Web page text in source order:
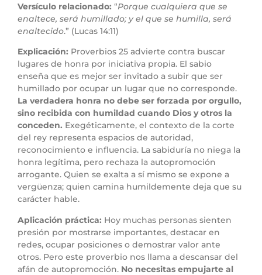
Versículo relacionado: “Porque cualquiera que se
enaltece, será humillado; y el que se humilla, será
enaltecido.” (Lucas 14:11)
Explicación: Proverbios 25 advierte contra buscar
lugares de honra por iniciativa propia. El sabio
enseña que es mejor ser invitado a subir que ser
humillado por ocupar un lugar que no corresponde.
La verdadera honra no debe ser forzada por orgullo,
sino recibida con humildad cuando Dios y otros la
conceden. Exegéticamente, el contexto de la corte
del rey representa espacios de autoridad,
reconocimiento e influencia. La sabiduría no niega la
honra legítima, pero rechaza la autopromoción
arrogante. Quien se exalta a sí mismo se expone a
vergüenza; quien camina humildemente deja que su
carácter hable.
Aplicación práctica: Hoy muchas personas sienten
presión por mostrarse importantes, destacar en
redes, ocupar posiciones o demostrar valor ante
otros. Pero este proverbio nos llama a descansar del
afán de autopromoción. No necesitas empujarte al